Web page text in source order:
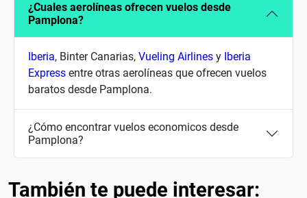
¿Cuales aerolíneas ofrecen vuelos desde
Pamplona?
Iberia, Binter Canarias, Vueling Airlines y Iberia
Express entre otras aerolíneas que ofrecen vuelos
baratos desde Pamplona.
¿Cómo encontrar vuelos economicos desde
Pamplona?
También te puede interesar: